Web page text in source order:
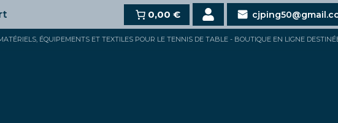
d’achat, dès 100€,15%pour 150€ et jusqu’à20%au-delà
0,00 €
ÉQUIPEMENTS ET TEXTILES POUR LE TENNIS DE TABLE - BOUTIQUE EN LIGNE